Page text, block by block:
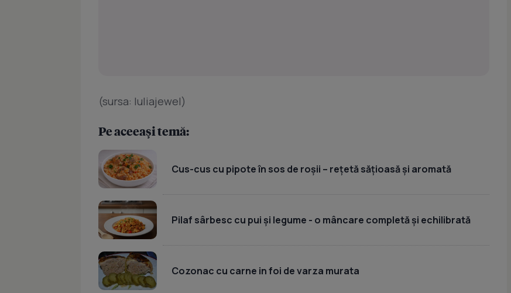
(sursa: Iuliajewel)
Pe aceeași temă:
Cus-cus cu pipote în sos de roșii – rețetă sățioasă și aromată
Pilaf sârbesc cu pui și legume - o mâncare completă și echilibrată
Cozonac cu carne in foi de varza murata